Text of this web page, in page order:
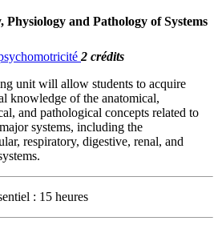
Physiology and Pathology of Systems
2 crédits
unit will allow students to acquire
knowledge of the anatomical,
and pathological concepts related to
systems, including the
respiratory, digestive, renal, and
: 15 heures